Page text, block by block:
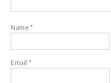
Name *
Email*